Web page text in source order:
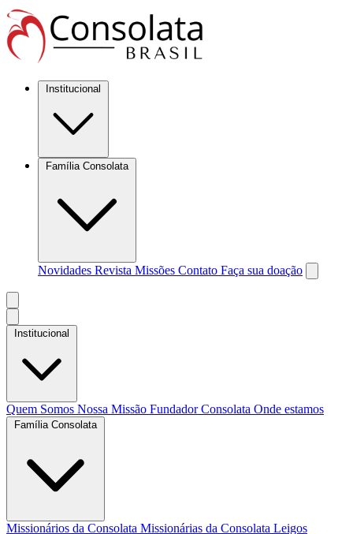
Institucional
Família Consolata
Novidades Revista Missões Contato Faça sua doação
Institucional
Quem Somos Nossa Missão FundadorConsolata Onde estamos
Família Consolata
Missionários da Consolata Missionárias da Consolata Leigos